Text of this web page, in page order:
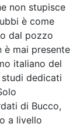
non stupisce
è come
dal pozzo
è mai presente
italiano del
dedicati
di Bucco,
a livello